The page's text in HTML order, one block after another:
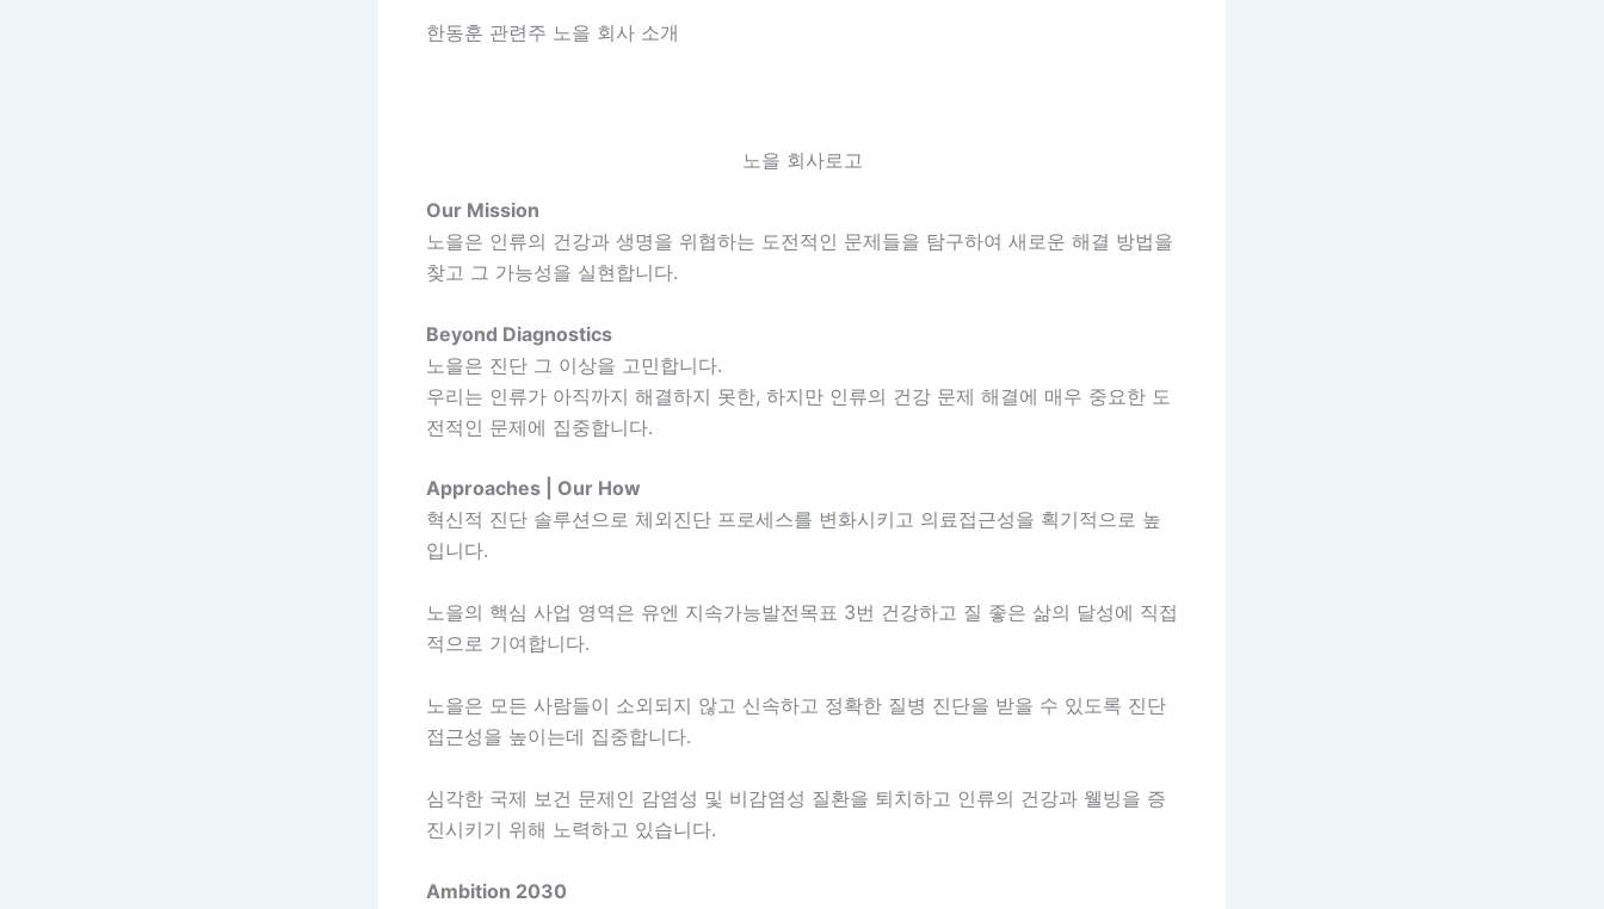
한동훈 관련주 노을 회사 소개
노을 회사로고
Our Mission
노을은 인류의 건강과 생명을 위협하는 도전적인 문제들을 탐구하여 새로운 해결 방법을
찾고 그 가능성을 실현합니다.
Beyond Diagnostics
노을은 진단 그 이상을 고민합니다.
우리는 인류가 아직까지 해결하지 못한, 하지만 인류의 건강 문제 해결에 매우 중요한 도
전적인 문제에 집중합니다.
Approaches | Our How
혁신적 진단 솔루션으로 체외진단 프로세스를 변화시키고 의료접근성을 획기적으로 높
입니다.
노을의 핵심 사업 영역은 유엔 지속가능발전목표 3번 건강하고 질 좋은 삶의 달성에 직접
적으로 기여합니다.
노을은 모든 사람들이 소외되지 않고 신속하고 정확한 질병 진단을 받을 수 있도록 진단
접근성을 높이는데 집중합니다.
심각한 국제 보건 문제인 감염성 및 비감염성 질환을 퇴치하고 인류의 건강과 웰빙을 증
진시키기 위해 노력하고 있습니다.
Ambition 2030